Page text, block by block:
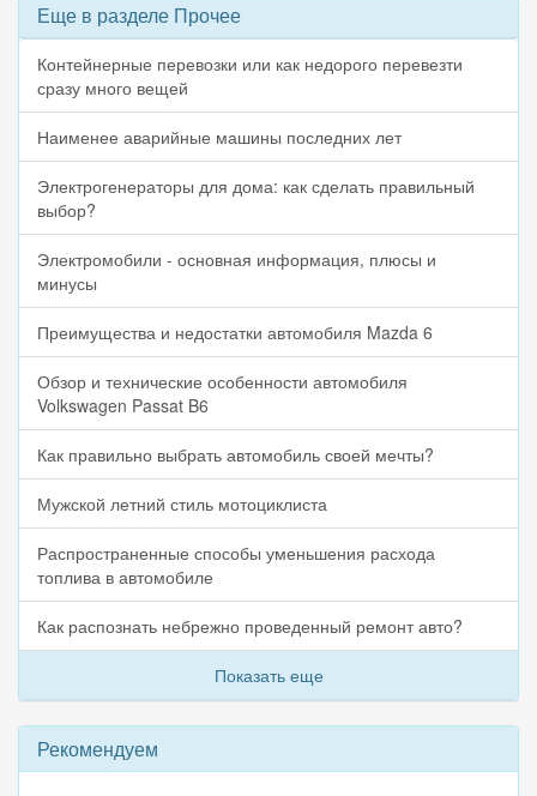
Еще в разделе Прочее
Контейнерные перевозки или как недорого перевезти
сразу много вещей
Наименее аварийные машины последних лет
Электрогенераторы для дома: как сделать правильный
выбор?
Электромобили - основная информация, плюсы и
минусы
Преимущества и недостатки автомобиля Mazda 6
Обзор и технические особенности автомобиля
Volkswagen Passat B6
Как правильно выбрать автомобиль своей мечты?
Мужской летний стиль мотоциклиста
Распространенные способы уменьшения расхода
топлива в автомобиле
Как распознать небрежно проведенный ремонт авто?
Показать еще
Рекомендуем